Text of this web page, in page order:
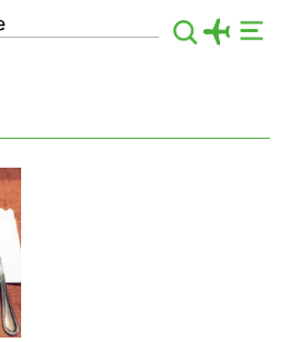
場所♪ファッションなども個性的で、古着や
お店がいっぱい！ウインドウショッピングを
うか？